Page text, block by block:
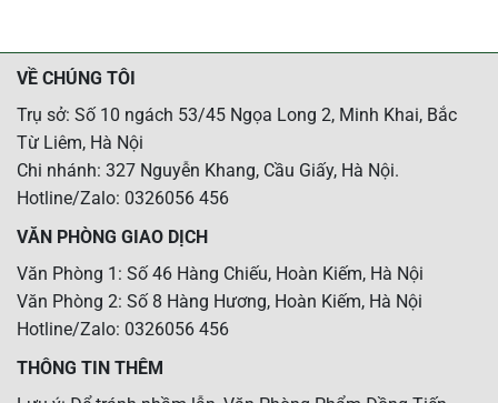
VỀ CHÚNG TÔI
Trụ sở: Số 10 ngách 53/45 Ngọa Long 2, Minh Khai, Bắc
Từ Liêm, Hà Nội
Chi nhánh: 327 Nguyễn Khang, Cầu Giấy, Hà Nội.
Hotline/Zalo: 0326056 456
VĂN PHÒNG GIAO DỊCH
Văn Phòng 1: Số 46 Hàng Chiếu, Hoàn Kiếm, Hà Nội
Văn Phòng 2: Số 8 Hàng Hương, Hoàn Kiếm, Hà Nội
Hotline/Zalo: 0326056 456
THÔNG TIN THÊM